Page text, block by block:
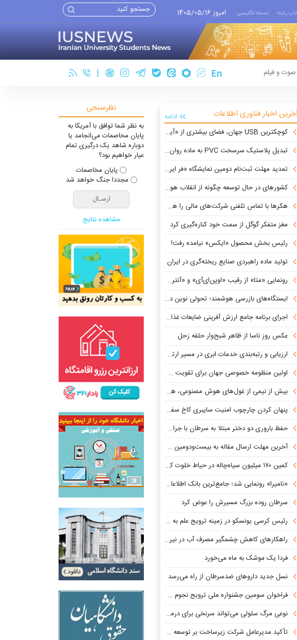
رشته نسخه انگلیسی امروز 1405/05/16
صوت و فیلم
اخبار فناوری اطلاعات
ادامه
کوچکترین USB جهان، فضای بیشتری از «آیفون ۱۷» دارد!
تبدیل پلاستیک سرسخت PVC به ماده روان‌کننده ممکن شد
تمدید مهلت ثبت‌نام دومین نمایشگاه «فر ایران ۲» تا ۳۱ مرداد
کشورهای در حال توسعه چگونه از انقلاب هوش مصنوعی بهره می‌برند؟
هکرها با تماس تلفنی شرکت‌های مالی را هک کردند
مغز متفکر گوگل از سمت خود کناره‌گیری کرد
رئیس بخش محصول «ایکس» نیامده رفت!
تولید ماده راهبردی صنایع ریخته‌گری در ایران
رونمایی «متا» از رقیب «اوپن‌ای‌آی» و «آنتروپیک»
ایستگاه‌های بازرسی هوشمند؛ تحولی نوین در امنیت مرزها
اجرای برنامه جامع ارزش آفرینی ضایعات غذایی کلید خورد
عکس روز ناسا از ظاهر شبح‌وار حلقه زحل
ارزیابی و رتبه‌بندی خدمات ابری در مسیر ارتقای کیفیت خدمات دیجیتال
اولین منظومه خصوصی جهان برای تقویت GPS مجوز گرفت
بیش از نیمی از غول‌های هوش مصنوعی، هرگز مقاله علمی منتشر نکرده‌اند
پنهان کردن چارچوب امنیت سایبری کاخ سفید از عموم مردم!
حفظ باروری دو دختر مبتلا به سرطان با جراحی پیشرفته در پژوهشگاه رویان
آخرین مهلت ارسال مقاله به بیست‌ودومین کنفرانس ژئوفیزیک
کمین ۱۷۰ میلیون سیاه‌چاله در حیاط خلوت کهکشان راه شیری!
«نامیرا» رونمایی شد؛ جامع‌ترین بانک اطلاعاتی جهان برای نبرد با سرطان
سرطان روده بزرگ مسیرش را عوض کرد
رئیس کرسی یونسکو در زمینه ترویج علم به جمع متخصصان بین‌المللی یونسکو پیوست
راهکارهای کاهش چشمگیر مصرف آب در نیروگاه‌های حرارتی
فردا یک موشک به ماه می‌خورد
نسل جدید داروهای ضدسرطان از راه می‌رسد
فراخوان سومین جشنواره ملی ترویج نجوم «ادیب»/ رقابت علاقه‌مندان نجوم در دو بخش
نوعی مرگ سلولی می‌تواند سرنخی برای درمان اوتیسم باشد
تأکید مدیرعامل شرکت زیرساخت بر توسعه دستیار هوش مصنوعی اختصاصی
نظرسنجی
به نظر شما توافق با آمریکا به
پایان مخاصمات می‌انجامد یا
دوباره شاهد یک درگیری تمام
عیار خواهیم بود؟
پایان مخاصمات
مجددا جنگ خواهد شد
مشاهده نتایج